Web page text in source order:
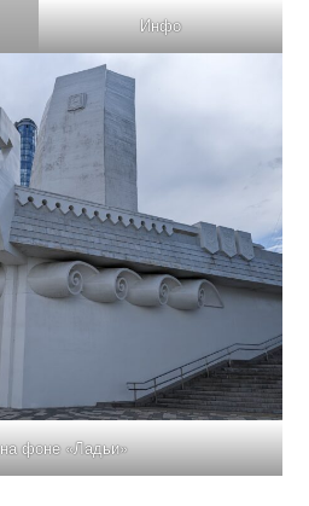
Инфо
фоне «Ладьи»